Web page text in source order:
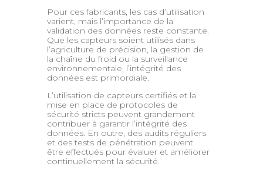
Pour ces fabricants, les cas d’utilisation
varient, mais l’importance de la
validation des données reste constante.
Que les capteurs soient utilisés dans
l’agriculture de précision, la gestion de
la chaîne du froid ou la surveillance
environnementale, l’intégrité des
données est primordiale.
L’utilisation de capteurs certifiés et la
mise en place de protocoles de
sécurité stricts peuvent grandement
contribuer à garantir l’intégrité des
données. En outre, des audits réguliers
et des tests de pénétration peuvent
être effectués pour évaluer et améliorer
continuellement la sécurité.